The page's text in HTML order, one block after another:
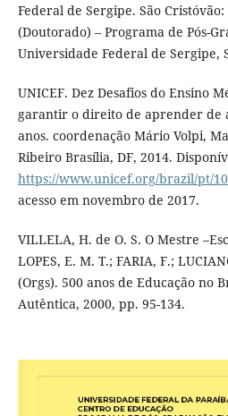
Federal de Sergipe. São Cristóvão:
(Doutorado) – Programa de Pós-
Universidade Federal de Sergipe,
UNICEF. Dez Desafios do Ensino
garantir o direito de aprender de
anos. coordenação Mário Volpi,
Ribeiro Brasília, DF, 2014.
https://www.unicef.org/brazil/pt/
acesso em novembro de 2017.
VILLELA, H. de O. S. O Mestre
LOPES, E. M. T.; FARIA, F.;
(Orgs). 500 anos de Educação no
Autêntica, 2000, pp. 95-134.